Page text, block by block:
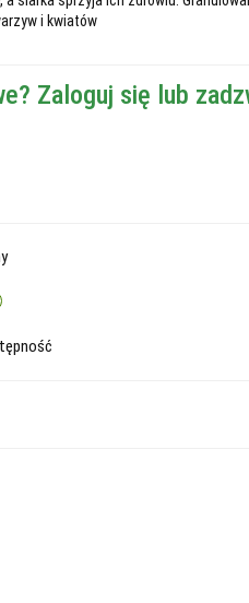
i kwiatów
Zaloguj się lub